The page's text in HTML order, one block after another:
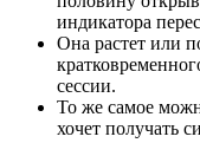
индикатора
Она растет или
сессии.
То же самое
хочет получать